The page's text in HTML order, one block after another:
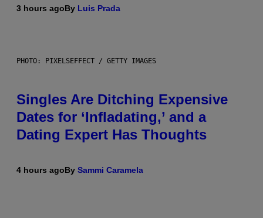
3 hours agoBy Luis Prada
PHOTO: PIXELSEFFECT / GETTY IMAGES
Singles Are Ditching Expensive
Dates for ‘Infladating,’ and a
Dating Expert Has Thoughts
4 hours agoBy Sammi Caramela